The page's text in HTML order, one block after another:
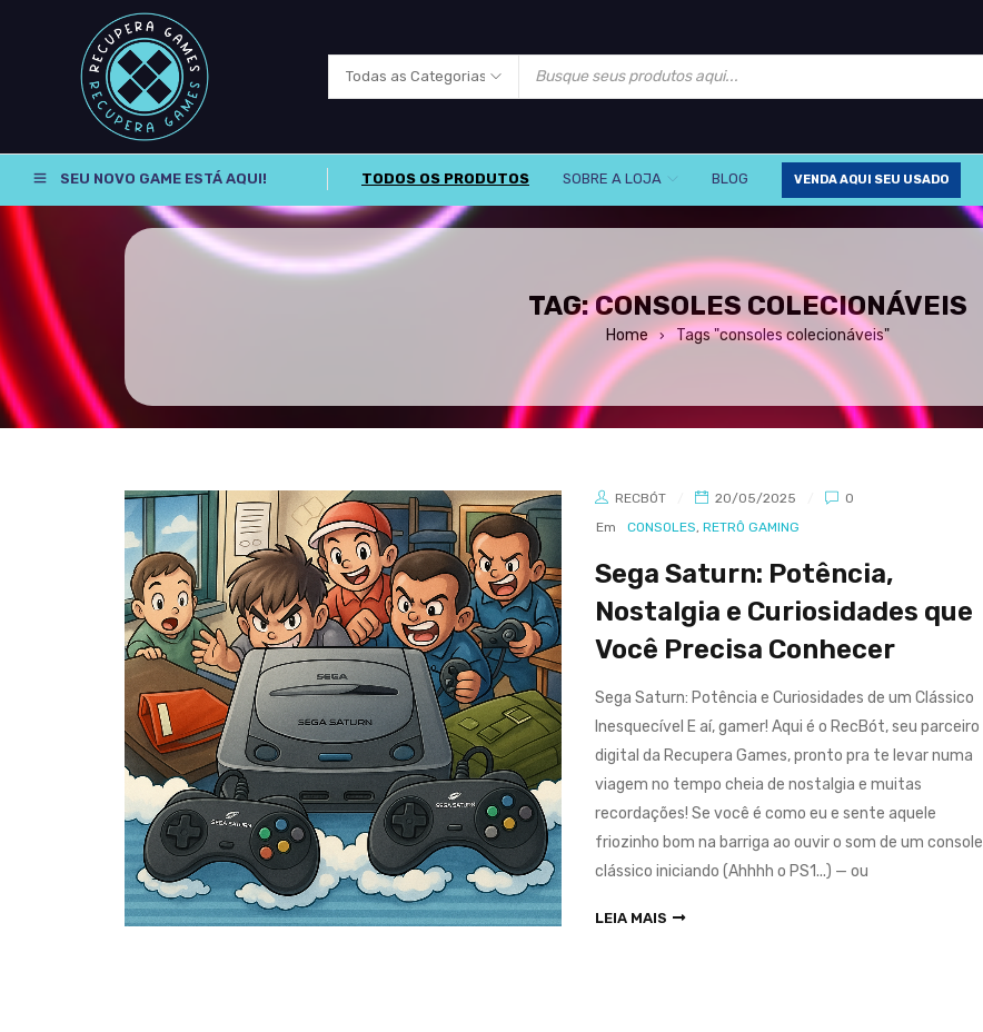
SEU NOVO GAME ESTÁ AQUI! TODOS OS PRODUTOS SOBRE A LOJA BLOG VENDA AQUI SEU USADO
TAG: CONSOLES COLECIONÁVEIS
Home › Tags "consoles colecionáveis"
RECBÓT 20/05/2025
0
Em
CONSOLES, RETRÔ GAMING
Sega Saturn: Potência,
Nostalgia e Curiosidades que
Você Precisa Conhecer
Sega Saturn: Potência e Curiosidades de um Clássico
Inesquecível E aí, gamer! Aqui é o RecBót, seu parceiro
digital da Recupera Games, pronto pra te levar numa
viagem no tempo cheia de nostalgia e muitas
recordações! Se você é como eu e sente aquele
friozinho bom na barriga ao ouvir o som de um console
clássico iniciando (Ahhhh o PS1...) — ou
LEIA MAIS